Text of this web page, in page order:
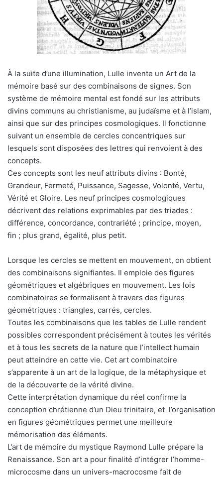
À la suite d’une illumination, Lulle invente un Art de la
mémoire basé sur des combinaisons de signes. Son
système de mémoire mental est fondé sur les attributs
divins communs au christianisme, au judaïsme et à l’islam,
ainsi que sur des principes cosmologiques. Il fonctionne
suivant un ensemble de cercles concentriques sur
lesquels sont disposées des lettres qui renvoient à des
concepts.
Ces concepts sont les neuf attributs divins : Bonté,
Grandeur, Fermeté, Puissance, Sagesse, Volonté, Vertu,
Vérité et Gloire. Les neuf principes cosmologiques
décrivent des relations exprimables par des triades :
différence, concordance, contrariété ; principe, moyen,
fin ; plus grand, égalité, plus petit.
Lorsque les cercles se mettent en mouvement, on obtient
des combinaisons signifiantes. Il emploie des figures
géométriques et algébriques en mouvement. Les lois
combinatoires se formalisent à travers des figures
géométriques : triangles, carrés, cercles.
Toutes les combinaisons que les tables de Lulle rendent
possibles correspondent précisément à toutes les vérités
et à tous les secrets de la nature que l’intellect humain
peut atteindre en cette vie. Cet art combinatoire
s’apparente à un art de la logique, de la métaphysique et
de la découverte de la vérité divine.
Cette interprétation dynamique du réel confirme la
conception chrétienne d’un Dieu trinitaire, et l’organisation
en figures géométriques permet une meilleure
mémorisation des éléments.
L’art de mémoire du mystique Raymond Lulle prépare la
Renaissance. Son art a pour finalité d’intégrer l’homme-
microcosme dans un univers-macrocosme fait de